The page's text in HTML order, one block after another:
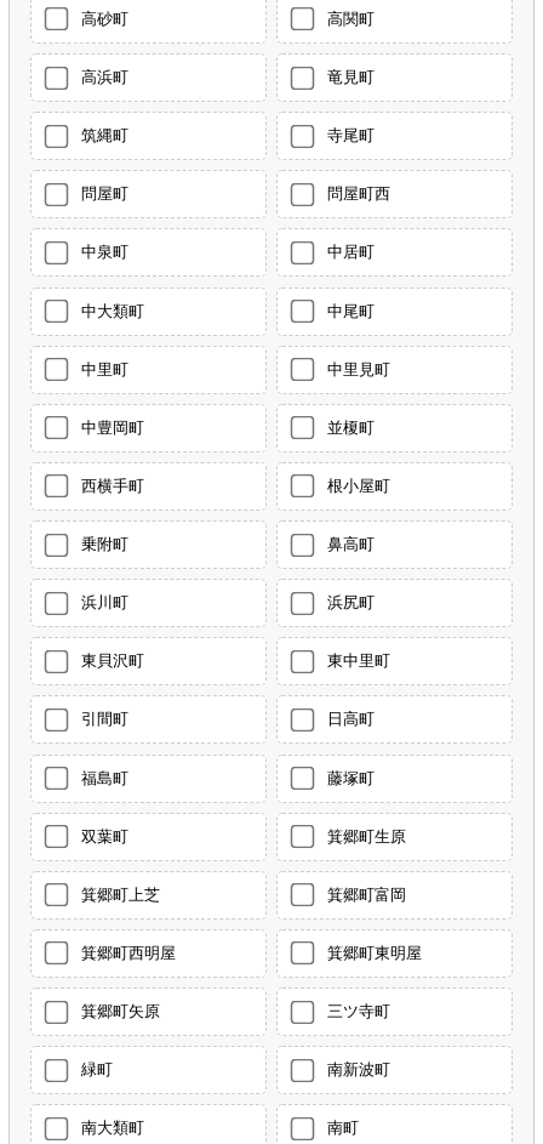
高砂町 高関町
高浜町 竜見町
筑縄町 寺尾町
問屋町 問屋町西
中泉町 中居町
中大類町 中尾町
中里町 中里見町
中豊岡町 並榎町
西横手町 根小屋町
乗附町 鼻高町
浜川町 浜尻町
東貝沢町 東中里町
引間町 日高町
福島町 藤塚町
双葉町 箕郷町生原
箕郷町上芝 箕郷町富岡
箕郷町西明屋 箕郷町東明屋
箕郷町矢原 三ツ寺町
緑町 南新波町
南大類町 南町